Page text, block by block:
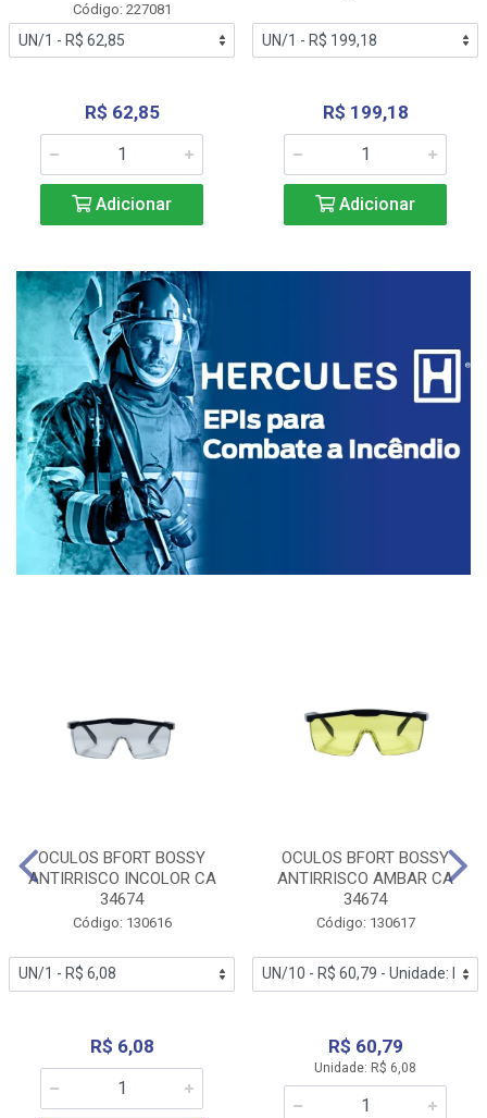
Código: 227081
R$ 62,85
Adicionar
R$ 199,18
Adicionar
OCULOS BFORT BOSSY
ANTIRRISCO INCOLOR CA
34674
Código: 130616
R$ 6,08
OCULOS BFORT BOSSY
ANTIRRISCO AMBAR CA
34674
Código: 130617
R$ 60,79
Unidade: R$ 6,08